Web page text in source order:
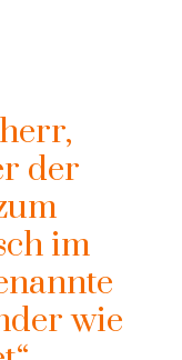
der
im
wie